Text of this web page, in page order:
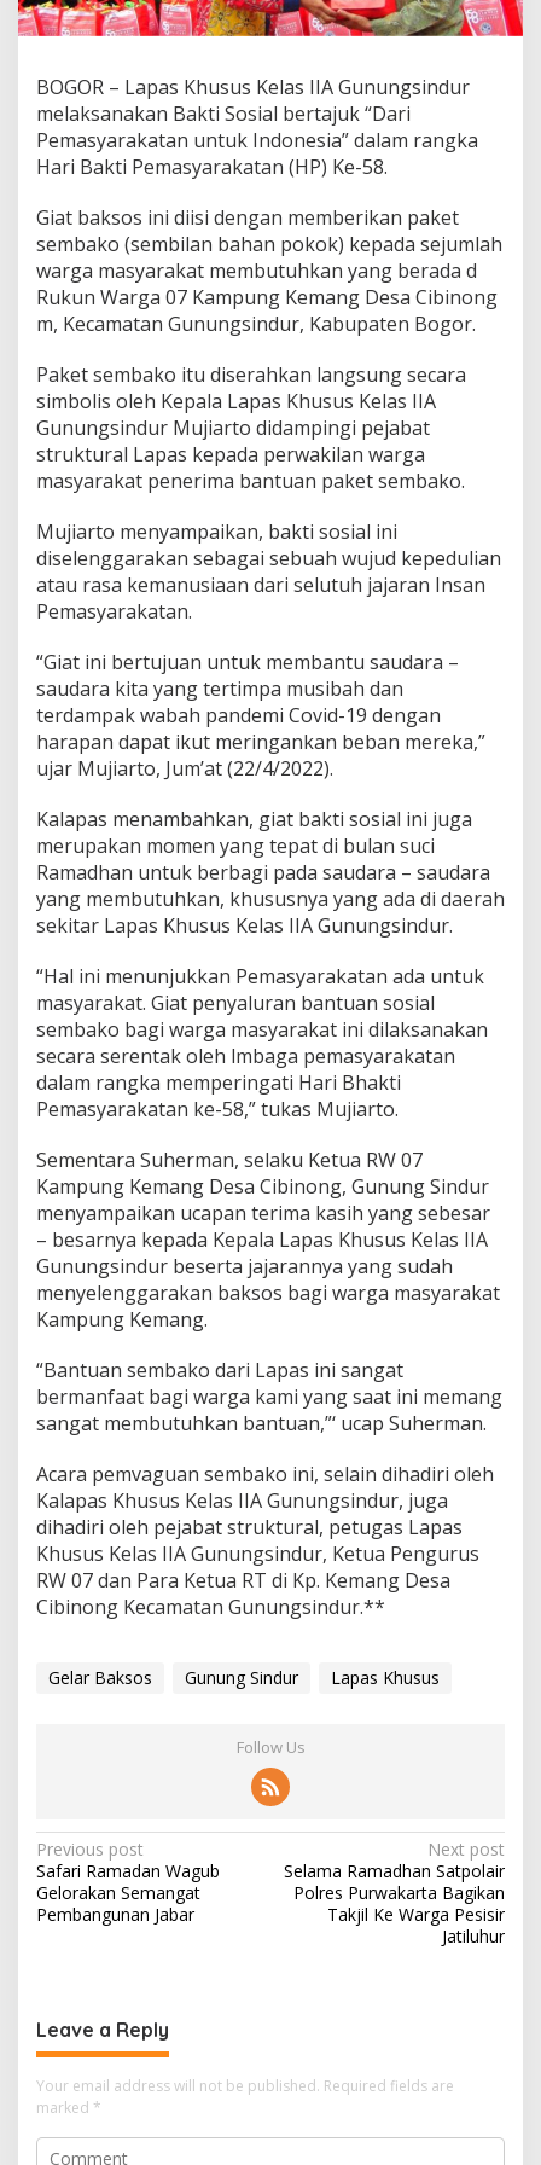
BOGOR – Lapas Khusus Kelas IIA Gunungsindur
melaksanakan Bakti Sosial bertajuk “Dari
Pemasyarakatan untuk Indonesia” dalam rangka
Hari Bakti Pemasyarakatan (HP) Ke-58.
Giat baksos ini diisi dengan memberikan paket
sembako (sembilan bahan pokok) kepada sejumlah
warga masyarakat membutuhkan yang berada d
Rukun Warga 07 Kampung Kemang Desa Cibinong
m, Kecamatan Gunungsindur, Kabupaten Bogor.
Paket sembako itu diserahkan langsung secara
simbolis oleh Kepala Lapas Khusus Kelas IIA
Gunungsindur Mujiarto didampingi pejabat
struktural Lapas kepada perwakilan warga
masyarakat penerima bantuan paket sembako.
Mujiarto menyampaikan, bakti sosial ini
diselenggarakan sebagai sebuah wujud kepedulian
atau rasa kemanusiaan dari selutuh jajaran Insan
Pemasyarakatan.
“Giat ini bertujuan untuk membantu saudara –
saudara kita yang tertimpa musibah dan
terdampak wabah pandemi Covid-19 dengan
harapan dapat ikut meringankan beban mereka,”
ujar Mujiarto, Jum’at (22/4/2022).
Kalapas menambahkan, giat bakti sosial ini juga
merupakan momen yang tepat di bulan suci
Ramadhan untuk berbagi pada saudara – saudara
yang membutuhkan, khususnya yang ada di daerah
sekitar Lapas Khusus Kelas IIA Gunungsindur.
“Hal ini menunjukkan Pemasyarakatan ada untuk
masyarakat. Giat penyaluran bantuan sosial
sembako bagi warga masyarakat ini dilaksanakan
secara serentak oleh lmbaga pemasyarakatan
dalam rangka memperingati Hari Bhakti
Pemasyarakatan ke-58,” tukas Mujiarto.
Sementara Suherman, selaku Ketua RW 07
Kampung Kemang Desa Cibinong, Gunung Sindur
menyampaikan ucapan terima kasih yang sebesar
– besarnya kepada Kepala Lapas Khusus Kelas IIA
Gunungsindur beserta jajarannya yang sudah
menyelenggarakan baksos bagi warga masyarakat
Kampung Kemang.
“Bantuan sembako dari Lapas ini sangat
bermanfaat bagi warga kami yang saat ini memang
sangat membutuhkan bantuan,”‘ ucap Suherman.
Acara pemvaguan sembako ini, selain dihadiri oleh
Kalapas Khusus Kelas IIA Gunungsindur, juga
dihadiri oleh pejabat struktural, petugas Lapas
Khusus Kelas IIA Gunungsindur, Ketua Pengurus
RW 07 dan Para Ketua RT di Kp. Kemang Desa
Cibinong Kecamatan Gunungsindur.**
Gelar Baksos Gunung Sindur Lapas Khusus
Follow Us
Post
navigation
Previous post
Safari Ramadan Wagub
Gelorakan Semangat
Pembangunan Jabar
Next post
Selama Ramadhan Satpolair
Polres Purwakarta Bagikan
Takjil Ke Warga Pesisir
Jatiluhur
Leave a Reply
Your email address will not be published. Required fields are
marked *